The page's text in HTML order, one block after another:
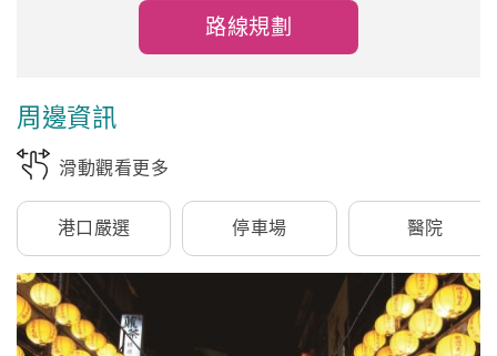
路線規劃
周邊資訊
滑動觀看更多
港口嚴選 停車場 醫院